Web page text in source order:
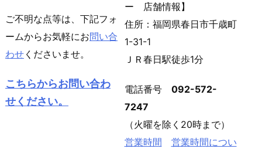
ご不明な点等は、下記フォ
ームからお気軽にお問い合
わせ くださいませ。
こちらからお問い合わ
せください。
ー 店舗情報】
住所：福岡県春日市千歳町
1-31-1
ＪＲ春日駅徒歩1分
電話番号 092-572-
7247
（火曜を除く20時まで）
営業時間
営業時間につい